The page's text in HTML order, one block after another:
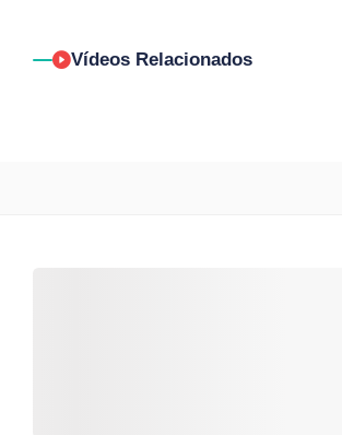
Vídeos Relacionados